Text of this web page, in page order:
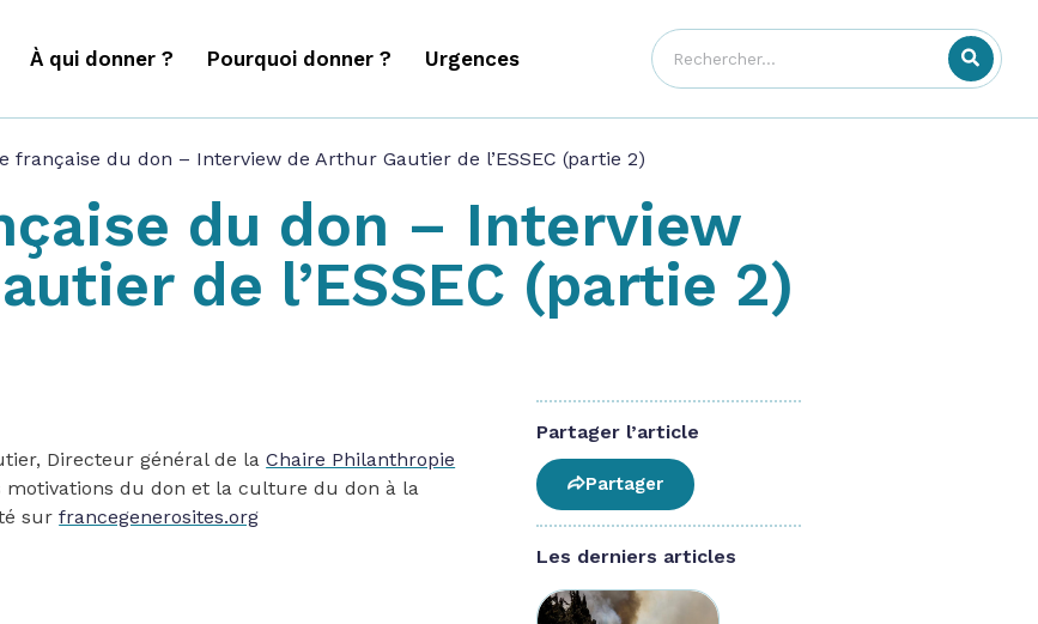
À qui donner ? Pourquoi donner ? Urgences
française du don – Interview de Arthur Gautier de l’ESSEC (partie 2)
du don – Interview
de l’ESSEC (partie 2)
Directeur général de laChaire Philanthropie
du don et la culture du don à la
surfrancegenerosites.org
Partager l’article
Partager
Les derniers articles